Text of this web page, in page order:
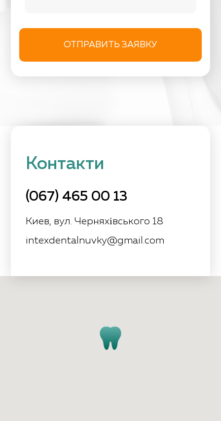
ОТПРАВИТЬ ЗАЯВКУ
Контакти
(067) 465 00 13
Киев, вул. Черняхівського 18
intexdentalnuvky@gmail.com